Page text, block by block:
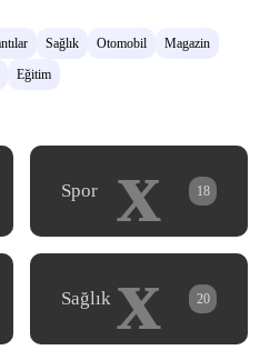
Sağlık Otomobil
Magazin
Eğitim
x
Spor 18
x
Sağlık 20